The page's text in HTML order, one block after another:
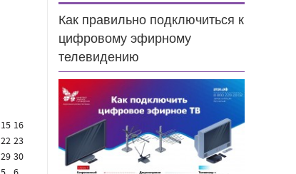
15 16
22 23
29 30
Как правильно подключиться к
цифровому эфирному
телевидению